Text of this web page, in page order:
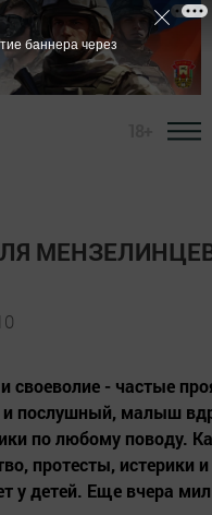
своеволие - частые
послушный, малыш
по любому поводу.
протесты, истерики
у детей. Еще вчера
баннера через